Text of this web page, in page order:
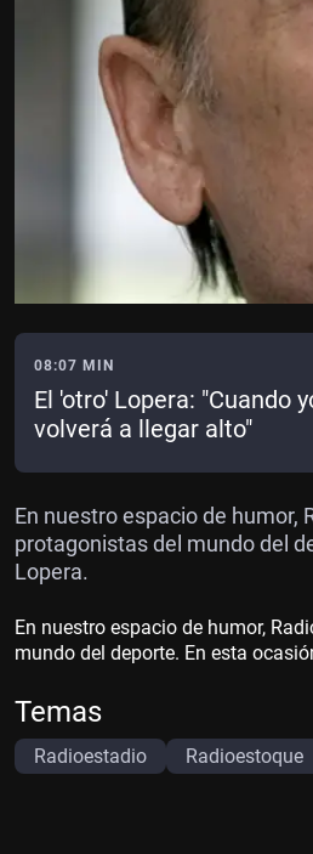
08:07 MIN
El 'otro' Lopera: "Cuando
volverá a llegar alto"
En nuestro espacio de
protagonistas del mundo del
Lopera.
En nuestro espacio de humor,
mundo del deporte. En esta
Temas
Radioestadio Radioestoque